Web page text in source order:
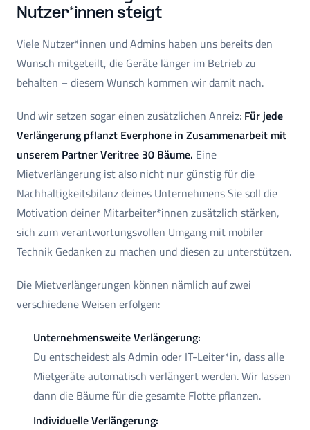
Nutzer*innen steigt
Viele Nutzer*innen und Admins haben uns bereits den
Wunsch mitgeteilt, die Geräte länger im Betrieb zu
behalten – diesem Wunsch kommen wir damit nach.
Und wir setzen sogar einen zusätzlichen Anreiz: Für jede
Verlängerung pflanzt Everphone in Zusammenarbeit mit
unserem Partner Veritree 30 Bäume. Eine
Mietverlängerung ist also nicht nur günstig für die
Nachhaltigkeitsbilanz deines Unternehmens Sie soll die
Motivation deiner Mitarbeiter*innen zusätzlich stärken,
sich zum verantwortungsvollen Umgang mit mobiler
Technik Gedanken zu machen und diesen zu unterstützen.
Die Mietverlängerungen können nämlich auf zwei
verschiedene Weisen erfolgen:
Unternehmensweite Verlängerung:
Du entscheidest als Admin oder IT-Leiter*in, dass alle
Mietgeräte automatisch verlängert werden. Wir lassen
dann die Bäume für die gesamte Flotte pflanzen.
Individuelle Verlängerung: